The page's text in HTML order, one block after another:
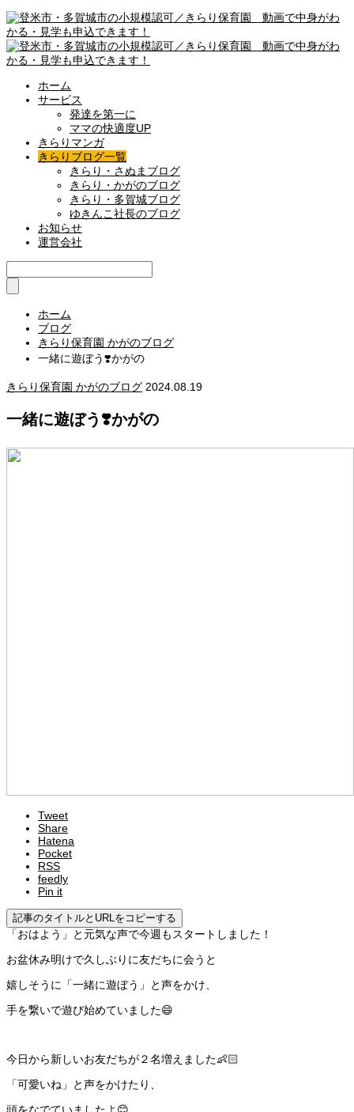
ホーム
サービス
発達を第一に
ママの快適度UP
きらりマンガ
きらりブログ一覧
きらり・さぬまブログ
きらり・かがのブログ
きらり・多賀城ブログ
ゆきんこ社長のブログ
お知らせ
運営会社
ホーム
ブログ
きらり保育園 かがのブログ
一緒に遊ぼう❣️かがの
きらり保育園 かがのブログ 2024.08.19
一緒に遊ぼう❣️かがの
Tweet
Share
Hatena
Pocket
RSS
feedly
Pin it
記事のタイトルとURLをコピーする
「おはよう」と元気な声で今週もスタートしました！
お盆休み明けで久しぶりに友だちに会うと
嬉しそうに「一緒に遊ぼう」と声をかけ、
手を繋いで遊び始めていました😄
今日から新しいお友だちが２名増えました👶🏻
「可愛いね」と声をかけたり、